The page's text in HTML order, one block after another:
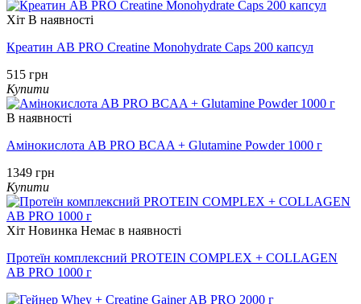
Хіт В наявності
Креатин AB PRO Creatine Monohydrate Caps 200 капсул
515 грн
Купити
В наявності
Амінокислота AB PRO BCAA + Glutamine Powder 1000 г
1349 грн
Купити
Хіт Новинка Немає в наявності
Протеїн комплексний PROTEIN COMPLEX + COLLAGEN
AB PRO 1000 г